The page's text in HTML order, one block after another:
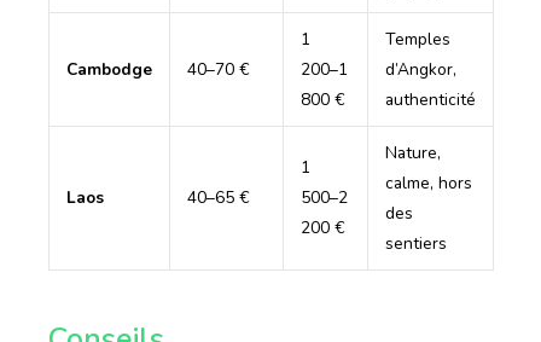
Cambodge 40–70 €
1
200–1
800 €
Temples
d’Angkor,
authenticité
Laos 40–65 €
1
500–2
200 €
Nature,
calme, hors
des
sentiers